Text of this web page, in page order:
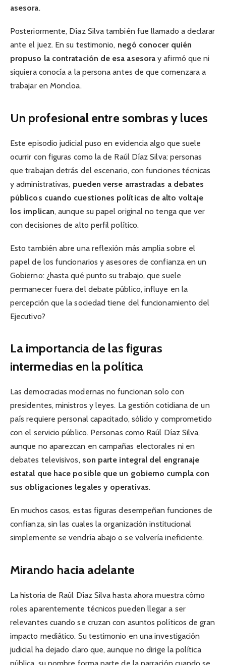
asesora.
Posteriormente, Díaz Silva también fue llamado a declarar
ante el juez. En su testimonio, negó conocer quién
propuso la contratación de esa asesora y afirmó que ni
siquiera conocía a la persona antes de que comenzara a
trabajar en Moncloa.
Un profesional entre sombras y luces
Este episodio judicial puso en evidencia algo que suele
ocurrir con figuras como la de Raúl Díaz Silva: personas
que trabajan detrás del escenario, con funciones técnicas
y administrativas, pueden verse arrastradas a debates
públicos cuando cuestiones políticas de alto voltaje
los implican, aunque su papel original no tenga que ver
con decisiones de alto perfil político.
Esto también abre una reflexión más amplia sobre el
papel de los funcionarios y asesores de confianza en un
Gobierno: ¿hasta qué punto su trabajo, que suele
permanecer fuera del debate público, influye en la
percepción que la sociedad tiene del funcionamiento del
Ejecutivo?
La importancia de las figuras
intermedias en la política
Las democracias modernas no funcionan solo con
presidentes, ministros y leyes. La gestión cotidiana de un
país requiere personal capacitado, sólido y comprometido
con el servicio público. Personas como Raúl Díaz Silva,
aunque no aparezcan en campañas electorales ni en
debates televisivos, son parte integral del engranaje
estatal que hace posible que un gobierno cumpla con
sus obligaciones legales y operativas.
En muchos casos, estas figuras desempeñan funciones de
confianza, sin las cuales la organización institucional
simplemente se vendría abajo o se volvería ineficiente.
Mirando hacia adelante
La historia de Raúl Díaz Silva hasta ahora muestra cómo
roles aparentemente técnicos pueden llegar a ser
relevantes cuando se cruzan con asuntos políticos de gran
impacto mediático. Su testimonio en una investigación
judicial ha dejado claro que, aunque no dirige la política